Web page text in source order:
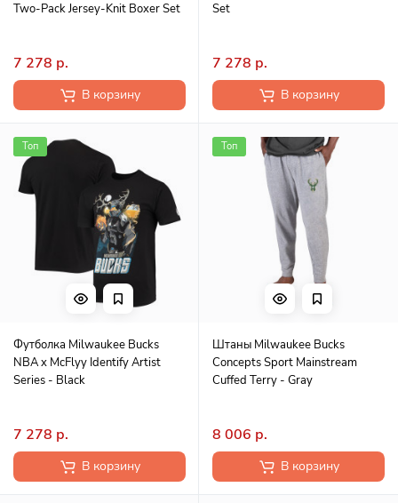
Two-Pack Jersey-Knit Boxer Set
7 278 р.
В корзину
Set
7 278 р.
В корзину
Топ
Футболка Milwaukee Bucks
NBA x McFlyy Identify Artist
Series - Black
7 278 р.
В корзину
Топ
Штаны Milwaukee Bucks
Concepts Sport Mainstream
Cuffed Terry - Gray
8 006 р.
В корзину